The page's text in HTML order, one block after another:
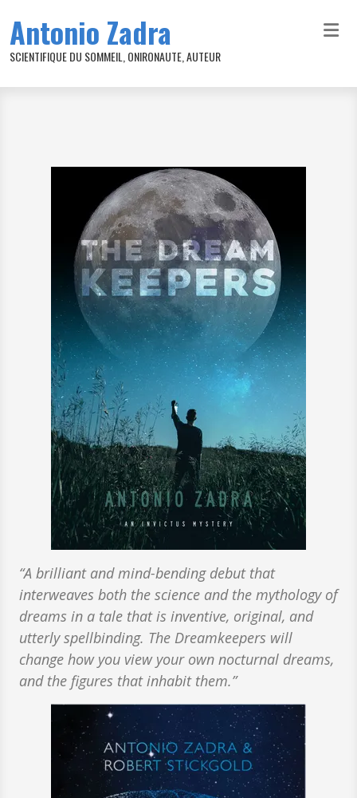
Antonio Zadra
SCIENTIFIQUE DU SOMMEIL, ONIRONAUTE, AUTEUR
“A brilliant and mind-bending debut that
interweaves both the science and the mythology of
dreams in a tale that is inventive, original, and
utterly spellbinding. The Dreamkeepers will
change how you view your own nocturnal dreams,
and the figures that inhabit them.”